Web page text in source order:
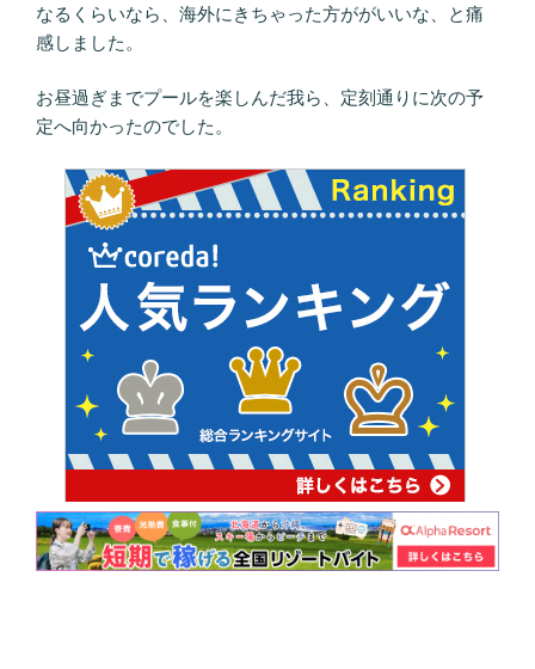
なるくらいなら、海外にきちゃった方ががいいな、と痛
感しました。
お昼過ぎまでプールを楽しんだ我ら、定刻通りに次の予
定へ向かったのでした。